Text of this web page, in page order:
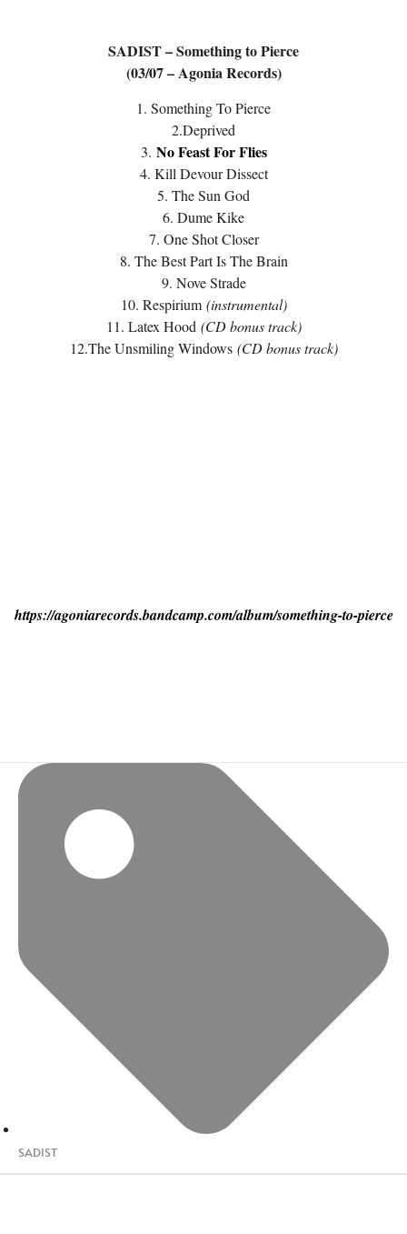
SADIST – Something to Pierce
(03/07 – Agonia Records)
1. Something To Pierce
2.Deprived
3. No Feast For Flies
4. Kill Devour Dissect
5. The Sun God
6. Dume Kike
7. One Shot Closer
8. The Best Part Is The Brain
9. Nove Strade
10. Respirium (instrumental)
11. Latex Hood (CD bonus track)
12.The Unsmiling Windows (CD bonus track)
https://agoniarecords.bandcamp.com/album/something-to-pierce
SADIST